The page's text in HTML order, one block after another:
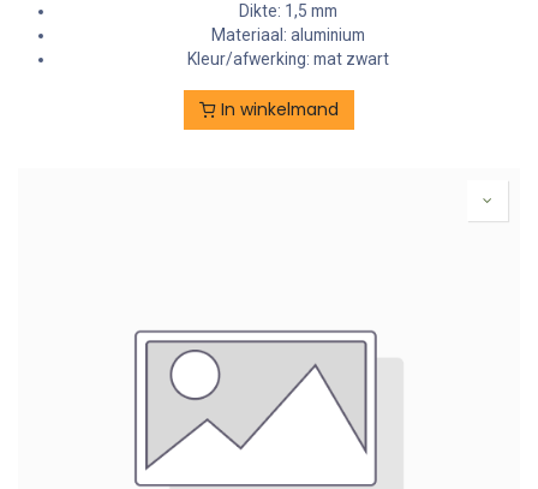
Dikte: 1,5 mm
Materiaal: aluminium
Kleur/afwerking: mat zwart
In winkelmand